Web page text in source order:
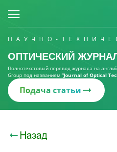
НАУЧНО-
ОПТИЧЕСКИЙ
Полнотекстовый перевод журнала на
Group под названием “Journal of Optical
Подача статьи
Назад